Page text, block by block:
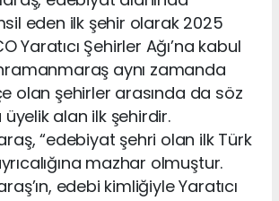
eden ilk şehir olarak 2025
Yaratıcı Şehirler Ağı’na kabul
aynı zamanda
olan şehirler arasında da söz
alan ilk şehirdir.
“edebiyat şehri olan ilk Türk
mazhar olmuştur.
edebi kimliğiyle Yaratıcı